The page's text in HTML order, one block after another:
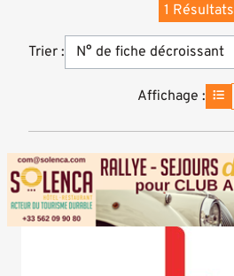
Trier :
1 Résultats
Affichage :